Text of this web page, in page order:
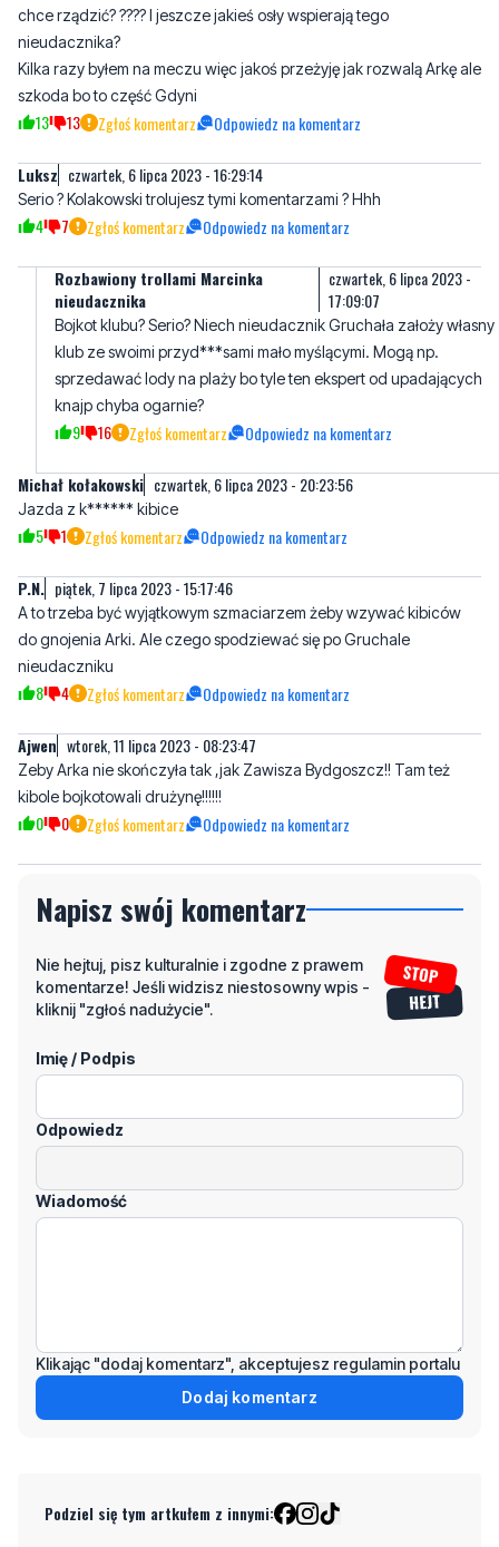
chce rządzić? ???? I jeszcze jakieś osły wspierają tego
nieudacznika?
Kilka razy byłem na meczu więc jakoś przeżyję jak rozwalą Arkę ale
szkoda bo to część Gdyni
13 13 Zgłoś komentarz Odpowiedz na komentarz
Luksz czwartek, 6 lipca 2023 - 16:29:14
Serio ? Kolakowski trolujesz tymi komentarzami ? Hhh
4 7 Zgłoś komentarz Odpowiedz na komentarz
Rozbawiony trollami Marcinka
nieudacznika
czwartek, 6 lipca 2023 -
17:09:07
Bojkot klubu? Serio? Niech nieudacznik Gruchała założy własny
klub ze swoimi przyd***sami mało myślącymi. Mogą np.
sprzedawać lody na plaży bo tyle ten ekspert od upadających
knajp chyba ogarnie?
9 16 Zgłoś komentarz Odpowiedz na komentarz
Michał kołakowski czwartek, 6 lipca 2023 - 20:23:56
Jazda z k****** kibice
5 1 Zgłoś komentarz Odpowiedz na komentarz
P.N. piątek, 7 lipca 2023 - 15:17:46
A to trzeba być wyjątkowym szmaciarzem żeby wzywać kibiców
do gnojenia Arki. Ale czego spodziewać się po Gruchale
nieudaczniku
8 4 Zgłoś komentarz Odpowiedz na komentarz
Ajwen wtorek, 11 lipca 2023 - 08:23:47
Zeby Arka nie skończyła tak ,jak Zawisza Bydgoszcz!! Tam też
kibole bojkotowali drużynę!!!!!!
0 0 Zgłoś komentarz Odpowiedz na komentarz
Napisz swój komentarz
Nie hejtuj, pisz kulturalnie i zgodne z prawem
komentarze! Jeśli widzisz niestosowny wpis -
kliknij "zgłoś nadużycie".
Imię / Podpis
Odpowiedz
Wiadomość
Klikając "dodaj komentarz", akceptujesz regulamin portalu
Dodaj komentarz
Podziel się tym artkułem z innymi: